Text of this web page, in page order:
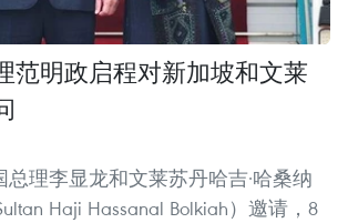
范明政启程对新加坡和文莱
理李显龙和文莱苏丹哈吉·哈桑纳
Haji Hassanal Bolkiah）邀请，8